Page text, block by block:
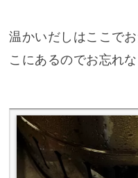
温かいだしはここで
こにあるのでお忘れ